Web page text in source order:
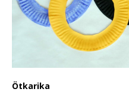
Ötkarika